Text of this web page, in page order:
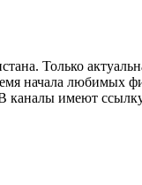
Только
начала любимых
имеют